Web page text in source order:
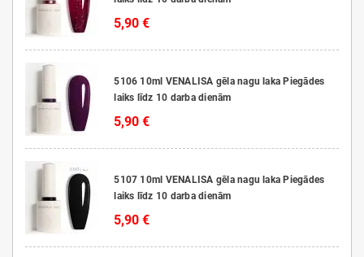
5,90 €
5106 10ml VENALISA gēla nagu laka Piegādes
laiks līdz 10 darba dienām
5,90 €
5107 10ml VENALISA gēla nagu laka Piegādes
laiks līdz 10 darba dienām
5,90 €